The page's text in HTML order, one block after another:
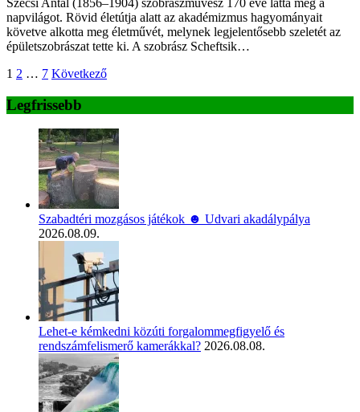
Szécsi Antal (1856–1904) szobrászművész 170 éve látta meg a
napvilágot. Rövid életútja alatt az akadémizmus hagyományait
követve alkotta meg életművét, melynek legjelentősebb szeletét az
épületszobrászat tette ki. A szobrász Scheftsik…
Bejegyzések
lapozása
1 2 … 7 Következő
Legfrissebb
Szabadtéri mozgásos játékok ☻ Udvari akadálypálya
2026.08.09.
Lehet-e kémkedni közúti forgalommegfigyelő és
rendszámfelismerő kamerákkal? 2026.08.08.